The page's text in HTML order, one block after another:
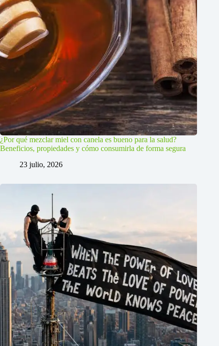
¿Por qué mezclar miel con canela es bueno para la salud?
Beneficios, propiedades y cómo consumirla de forma segura
23 julio, 2026